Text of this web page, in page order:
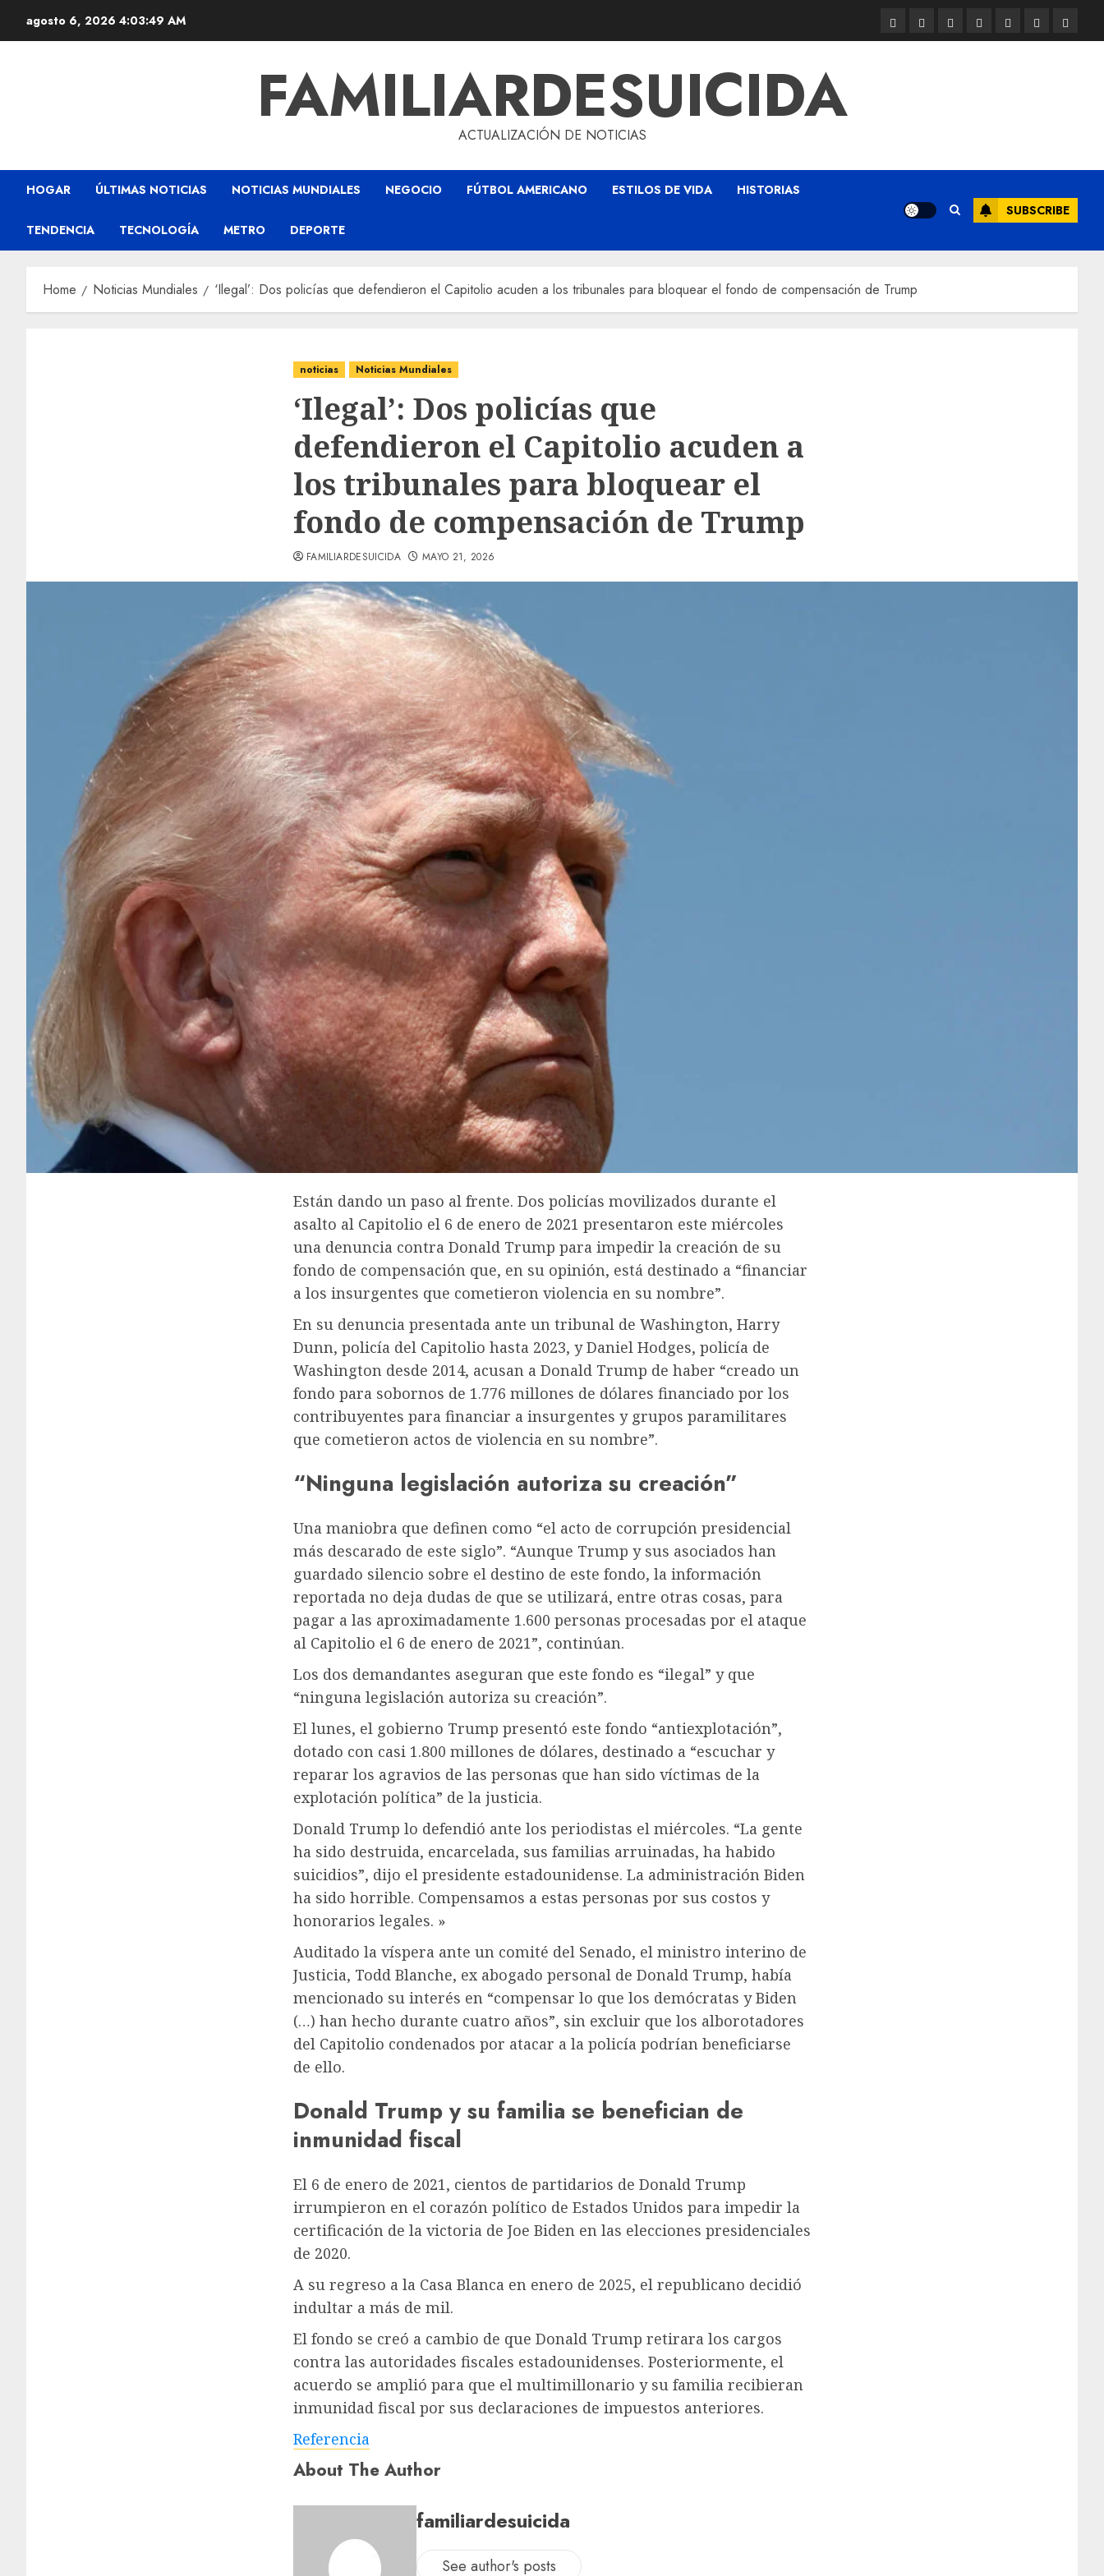
agosto 6, 2026 4:03:50 AM
FAMILIARDESUICIDA
ACTUALIZACIÓN DE NOTICIAS
HOGAR ÚLTIMAS NOTICIAS NOTICIAS MUNDIALES NEGOCIO FÚTBOL AMERICANO ESTILOS DE VIDA HISTORIAS
TENDENCIA TECNOLOGÍA METRO DEPORTE
SUBSCRIBE
Home Noticias Mundiales ‘Ilegal’: Dos policías que defendieron el Capitolio acuden a los tribunales para bloquear el fondo de compensación de Trump
noticias Noticias Mundiales
‘Ilegal’: Dos policías que
defendieron el Capitolio acuden a
los tribunales para bloquear el
fondo de compensación de Trump
FAMILIARDESUICIDA MAYO 21, 2026
Están dando un paso al frente. Dos policías movilizados durante el
asalto al Capitolio el 6 de enero de 2021 presentaron este miércoles
una denuncia contra Donald Trump para impedir la creación de su
fondo de compensación que, en su opinión, está destinado a “financiar
a los insurgentes que cometieron violencia en su nombre”.
En su denuncia presentada ante un tribunal de Washington, Harry
Dunn, policía del Capitolio hasta 2023, y Daniel Hodges, policía de
Washington desde 2014, acusan a Donald Trump de haber “creado un
fondo para sobornos de 1.776 millones de dólares financiado por los
contribuyentes para financiar a insurgentes y grupos paramilitares
que cometieron actos de violencia en su nombre”.
“Ninguna legislación autoriza su creación”
Una maniobra que definen como “el acto de corrupción presidencial
más descarado de este siglo”. “Aunque Trump y sus asociados han
guardado silencio sobre el destino de este fondo, la información
reportada no deja dudas de que se utilizará, entre otras cosas, para
pagar a las aproximadamente 1.600 personas procesadas por el ataque
al Capitolio el 6 de enero de 2021”, continúan.
Los dos demandantes aseguran que este fondo es “ilegal” y que
“ninguna legislación autoriza su creación”.
El lunes, el gobierno Trump presentó este fondo “antiexplotación”,
dotado con casi 1.800 millones de dólares, destinado a “escuchar y
reparar los agravios de las personas que han sido víctimas de la
explotación política” de la justicia.
Donald Trump lo defendió ante los periodistas el miércoles. “La gente
ha sido destruida, encarcelada, sus familias arruinadas, ha habido
suicidios”, dijo el presidente estadounidense. La administración Biden
ha sido horrible. Compensamos a estas personas por sus costos y
honorarios legales. »
Auditado la víspera ante un comité del Senado, el ministro interino de
Justicia, Todd Blanche, ex abogado personal de Donald Trump, había
mencionado su interés en “compensar lo que los demócratas y Biden
(…) han hecho durante cuatro años”, sin excluir que los alborotadores
del Capitolio condenados por atacar a la policía podrían beneficiarse
de ello.
Donald Trump y su familia se benefician de
inmunidad fiscal
El 6 de enero de 2021, cientos de partidarios de Donald Trump
irrumpieron en el corazón político de Estados Unidos para impedir la
certificación de la victoria de Joe Biden en las elecciones presidenciales
de 2020.
A su regreso a la Casa Blanca en enero de 2025, el republicano decidió
indultar a más de mil.
El fondo se creó a cambio de que Donald Trump retirara los cargos
contra las autoridades fiscales estadounidenses. Posteriormente, el
acuerdo se amplió para que el multimillonario y su familia recibieran
inmunidad fiscal por sus declaraciones de impuestos anteriores.
Referencia
About The Author
familiardesuicida
See author's posts